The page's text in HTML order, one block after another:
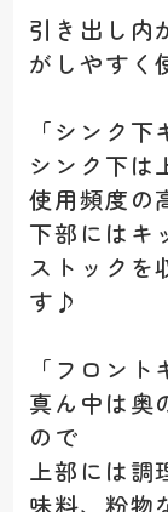
引き出し内
がしやすく
「シンク下
シンク下は
使用頻度の
下部にはキ
ストックを
す♪
「フロント
真ん中は奥
ので
上部には調
味料、粉物